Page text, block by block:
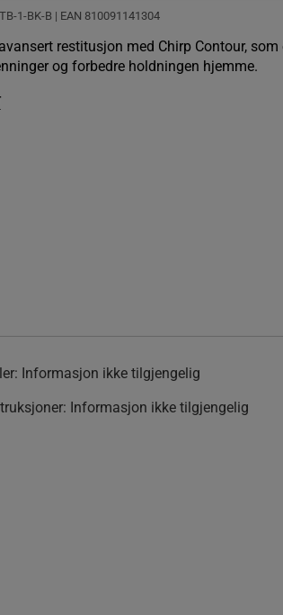
1-BK-B | EAN 810091141304
restitusjon med Chirp Contour,
og forbedre holdningen hjemme.
Informasjon ikke tilgjengelig
Informasjon ikke tilgjengelig